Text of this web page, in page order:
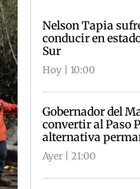
Nelson Tapia
conducir en
Sur
Hoy | 10:00
Gobernador del
convertir al Paso
alternativa
Ayer | 21:00